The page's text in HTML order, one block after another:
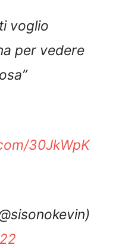
voglio
per vedere
30JkWpK